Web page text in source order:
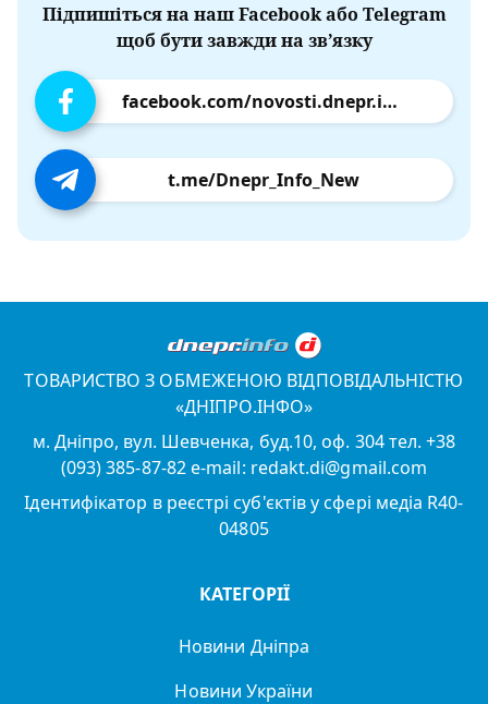
Підпишіться на наш Facebook або Telegram
щоб бути завжди на зв’язку
facebook.com/novosti.dnepr.info
t.me/Dnepr_Info_New
ТОВАРИСТВО З ОБМЕЖЕНОЮ ВІДПОВІДАЛЬНІСТЮ
«ДНІПРО.ІНФО»
м. Дніпро, вул. Шевченка, буд.10, оф. 304 тел. +38
(093) 385-87-82 e-mail: redakt.di@gmail.com
Ідентифікатор в реєстрі суб'єктів у сфері медіа R40-
04805
КАТЕГОРІЇ
Новини Дніпра
Новини України